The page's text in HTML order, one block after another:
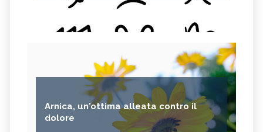
Arnica, un'ottima alleata contro il
dolore